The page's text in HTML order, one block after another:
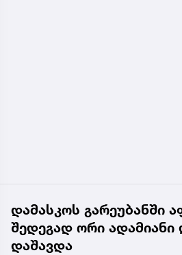
დამასკოს გარეუბანში
შედეგად ორი ადამიანი
დაშავდა